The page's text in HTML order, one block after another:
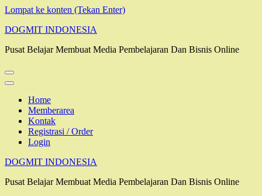
Lompat ke konten (Tekan Enter)
DOGMIT INDONESIA
Pusat Belajar Membuat Media Pembelajaran Dan Bisnis Online
Home
Memberarea
Kontak
Registrasi / Order
Login
DOGMIT INDONESIA
Pusat Belajar Membuat Media Pembelajaran Dan Bisnis Online